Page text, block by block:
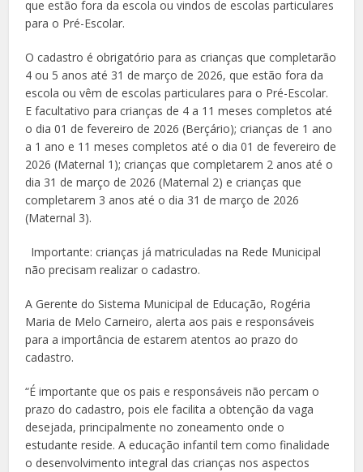
que estão fora da escola ou vindos de escolas particulares
para o Pré-Escolar.
O cadastro é obrigatório para as crianças que completarão
4 ou 5 anos até 31 de março de 2026, que estão fora da
escola ou vêm de escolas particulares para o Pré-Escolar.
E facultativo para crianças de 4 a 11 meses completos até
o dia 01 de fevereiro de 2026 (Berçário); crianças de 1 ano
a 1 ano e 11 meses completos até o dia 01 de fevereiro de
2026 (Maternal 1); crianças que completarem 2 anos até o
dia 31 de março de 2026 (Maternal 2) e crianças que
completarem 3 anos até o dia 31 de março de 2026
(Maternal 3).
Importante: crianças já matriculadas na Rede Municipal
não precisam realizar o cadastro.
A Gerente do Sistema Municipal de Educação, Rogéria
Maria de Melo Carneiro, alerta aos pais e responsáveis
para a importância de estarem atentos ao prazo do
cadastro.
“É importante que os pais e responsáveis não percam o
prazo do cadastro, pois ele facilita a obtenção da vaga
desejada, principalmente no zoneamento onde o
estudante reside. A educação infantil tem como finalidade
o desenvolvimento integral das crianças nos aspectos